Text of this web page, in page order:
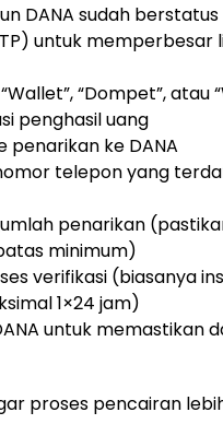
DANA sudah berstatus
untuk memperbesar
“Dompet”, atau
penghasil uang
penarikan ke DANA
telepon yang
penarikan
minimum)
verifikasi (biasanya
1×24 jam)
untuk memastikan
proses pencairan